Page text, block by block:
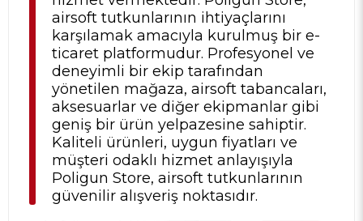
airsoft tutkunlarının ihtiyaçlarını
karşılamak amacıyla kurulmuş bir e-
ticaret platformudur. Profesyonel ve
deneyimli bir ekip tarafından
yönetilen mağaza, airsoft tabancaları,
aksesuarlar ve diğer ekipmanlar gibi
geniş bir ürün yelpazesine sahiptir.
Kaliteli ürünleri, uygun fiyatları ve
müşteri odaklı hizmet anlayışıyla
Poligun Store, airsoft tutkunlarının
güvenilir alışveriş noktasıdır.